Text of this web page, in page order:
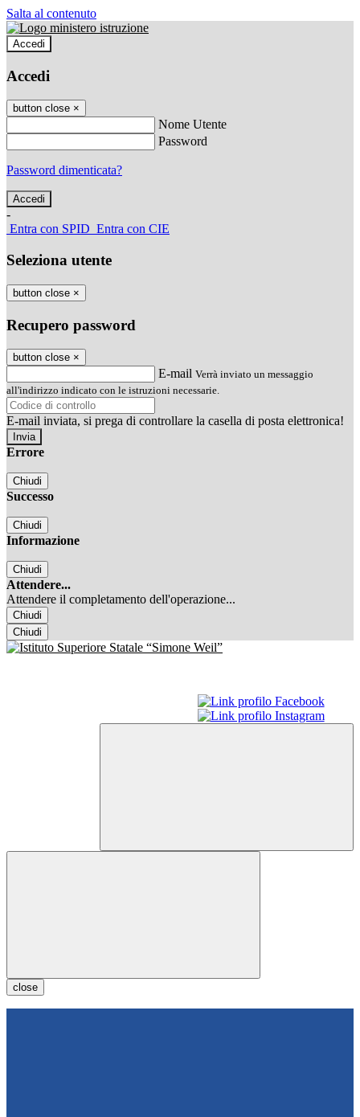
Salta al contenuto
Accedi
Accedi
button close ×
Nome Utente
Password
Password dimenticata?
-
Entra con SPID Entra con CIE
Seleziona utente
button close ×
Recupero password
button close ×
E-mail Verrà inviato un messaggio
all'indirizzo indicato con le istruzioni necessarie.
E-mail inviata, si prega di controllare la casella di posta elettronica!
Errore
Chiudi
Successo
Chiudi
Informazione
Chiudi
Attendere...
Attendere il completamento dell'operazione...
Chiudi
Chiudi
close